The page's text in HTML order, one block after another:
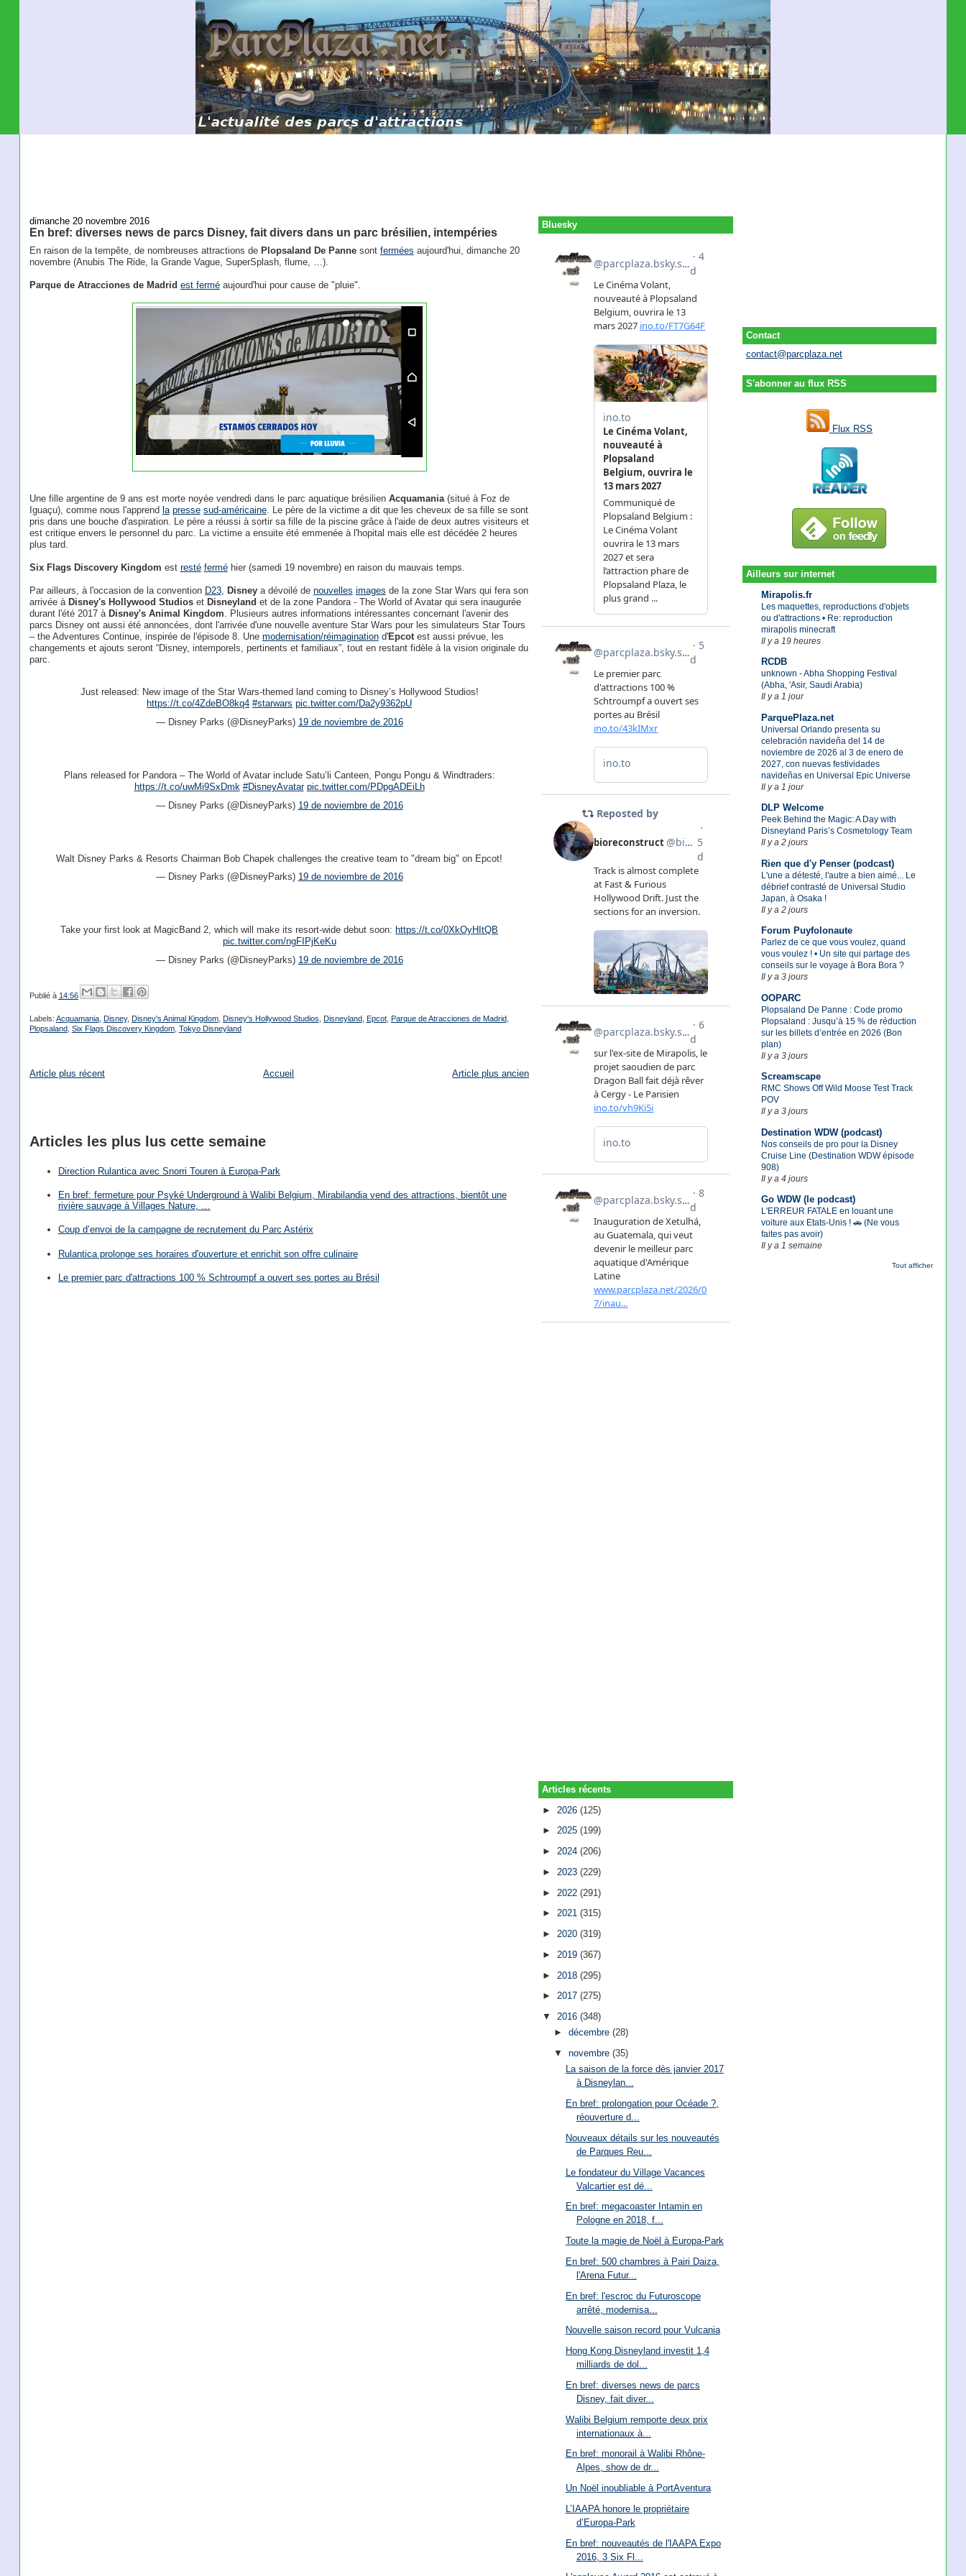
Contact
contact@parcplaza.net
S'abonner au flux RSS
Flux RSS
Ailleurs sur internet
Mirapolis.fr
Les maquettes, reproductions d'objets
ou d'attractions • Re: reproduction
mirapolis minecraft
Il y a 19 heures
RCDB
unknown - Abha Shopping Festival
(Abha, 'Asir, Saudi Arabia)
Il y a 1 jour
ParquePlaza.net
Universal Orlando presenta su
celebración navideña del 14 de
noviembre de 2026 al 3 de enero de
2027, con nuevas festividades
navideñas en Universal Epic Universe
Il y a 1 jour
DLP Welcome
Peek Behind the Magic: A Day with
Disneyland Paris’s Cosmetology Team
Il y a 2 jours
Rien que d'y Penser (podcast)
L'une a détesté, l'autre a bien aimé... Le
débrief contrasté de Universal Studio
Japan, à Osaka !
Il y a 2 jours
Forum Puyfolonaute
Parlez de ce que vous voulez, quand
vous voulez ! • Un site qui partage des
conseils sur le voyage à Bora Bora ?
Il y a 3 jours
OOPARC
Plopsaland De Panne : Code promo
Plopsaland : Jusqu’à 15 % de réduction
sur les billets d’entrée en 2026 (Bon
plan)
Il y a 3 jours
Screamscape
RMC Shows Off Wild Moose Test Track
POV
Il y a 3 jours
Destination WDW (podcast)
Nos conseils de pro pour la Disney
Cruise Line (Destination WDW épisode
908)
Il y a 4 jours
Go WDW (le podcast)
L'ERREUR FATALE en louant une
voiture aux Etats-Unis ! 🚗 (Ne vous
faites pas avoir)
Il y a 1 semaine
Tout afficher
dimanche 20 novembre 2016
En bref: diverses news de parcs Disney, fait divers dans un parc brésilien, intempéries
En raison de la tempête, de nombreuses attractions de Plopsaland De Pannesont fermées aujourd'hui, dimanche 20
novembre (Anubis The Ride, la Grande Vague, SuperSplash, flume, …).
Parque de Atracciones de Madrid est ferméaujourd'hui pour cause de "pluie".
Une fille argentine de 9 ans est morte noyée vendredi dans le parc aquatique brésilien Acquamania(situé à Foz de
Iguaçu), comme nous l'apprend la presse sud-américaine. Le père de la victime a dit que les cheveux de sa fille se sont
pris dans une bouche d'aspiration. Le père a réussi à sortir sa fille de la piscine grâce à l'aide de deux autres visiteurs et
est critique envers le personnel du parc. La victime a ensuite été emmenée à l'hopital mais elle est décédée 2 heures
plus tard.
Six Flags Discovery Kingdom est resté ferméhier (samedi 19 novembre) en raison du mauvais temps.
Par ailleurs, à l'occasion de la convention D23, Disneya dévoilé de nouvelles images de la zone Star Wars qui fera son
arrivée à Disney's Hollywood Studioset Disneyland et de la zone Pandora - The World of Avatar qui sera inaugurée
durant l'été 2017 à Disney's Animal Kingdom. Plusieurs autres informations intéressantes concernant l'avenir des
parcs Disney ont aussi été annoncées, dont l'arrivée d'une nouvelle aventure Star Wars pour les simulateurs Star Tours
– the Adventures Continue, inspirée de l'épisode 8. Une modernisation/réimaginationd'Epcotest aussi prévue, les
changements et ajouts seront “Disney, intemporels, pertinents et familiaux”, tout en restant fidèle à la vision originale du
parc.
Just released: New image of the Star Wars-themed land coming to Disney’s Hollywood Studios!
https://t.co/4ZdeBO8kq4 #starwars pic.twitter.com/Da2y9362pU
— Disney Parks (@DisneyParks) 19 de noviembre de 2016
Plans released for Pandora – The World of Avatar include Satu’li Canteen, Pongu Pongu & Windtraders:
https://t.co/uwMi9SxDmk #DisneyAvatar pic.twitter.com/PDpgADEiLh
— Disney Parks (@DisneyParks) 19 de noviembre de 2016
Walt Disney Parks & Resorts Chairman Bob Chapek challenges the creative team to "dream big" on Epcot!
— Disney Parks (@DisneyParks) 19 de noviembre de 2016
Take your first look at MagicBand 2, which will make its resort-wide debut soon: https://t.co/0XkOyHItQB
pic.twitter.com/ngFIPjKeKu
— Disney Parks (@DisneyParks) 19 de noviembre de 2016
Publié à 14:56
Labels: Acquamania, Disney, Disney's Animal Kingdom, Disney's Hollywood Studios, Disneyland, Epcot, Parque de Atracciones de Madrid,
Plopsaland, Six Flags Discovery Kingdom, Tokyo Disneyland
Article plus récent Article plus ancien
Accueil
Articles les plus lus cette semaine
Direction Rulantica avec Snorri Touren à Europa-Park
En bref: fermeture pour Psyké Underground à Walibi Belgium, Mirabilandia vend des attractions, bientôt une
rivière sauvage à Villages Nature, …
Coup d’envoi de la campagne de recrutement du Parc Astérix
Rulantica prolonge ses horaires d'ouverture et enrichit son offre culinaire
Le premier parc d'attractions 100 % Schtroumpf a ouvert ses portes au Brésil
Bluesky
Articles récents
► 2026(125)
►2025(199)
►2024(206)
► 2023(229)
► 2022(291)
►2021(315)
►2020(319)
► 2019(367)
► 2018(295)
►2017(275)
▼2016(348)
► décembre (28)
▼ novembre (35)
La saison de la force dès janvier 2017
à Disneylan...
En bref: prolongation pour Océade ?,
réouverture d...
Nouveaux détails sur les nouveautés
de Parques Reu...
Le fondateur du Village Vacances
Valcartier est dé...
En bref: megacoaster Intamin en
Pologne en 2018, f...
Toute la magie de Noël à Europa-Park
En bref: 500 chambres à Pairi Daiza,
l'Arena Futur...
En bref: l'escroc du Futuroscope
arrêté, modernisa...
Nouvelle saison record pour Vulcania
Hong Kong Disneyland investit 1,4
milliards de dol...
En bref: diverses news de parcs
Disney, fait diver...
Walibi Belgium remporte deux prix
internationaux à...
En bref: monorail à Walibi Rhône-
Alpes, show de dr...
Un Noël inoubliable à PortAventura
L’IAAPA honore le propriétaire
d’Europa-Park
En bref: nouveautés de l'IAAPA Expo
2016, 3 Six Fl...